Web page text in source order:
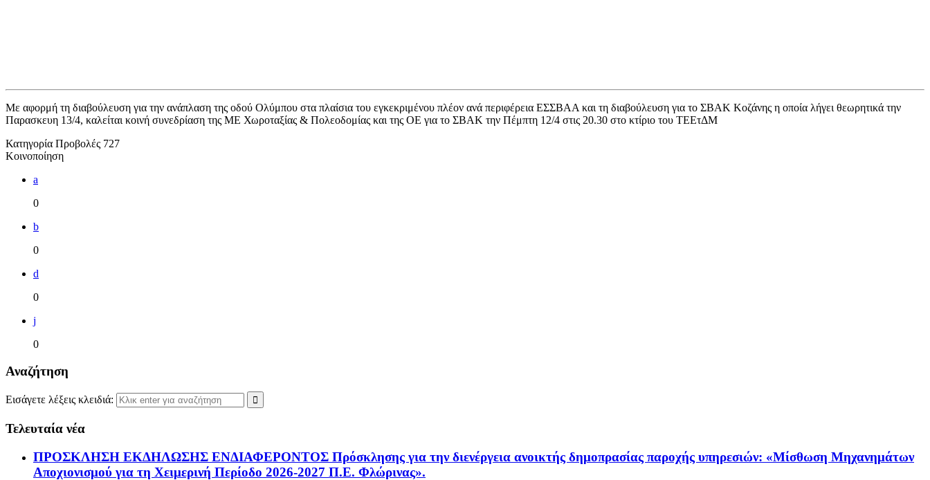
Με αφορμή τη διαβούλευση για την ανάπλαση της οδού Ολύμπου στα πλαίσια του εγκεκριμένου πλέον ανά περιφέρεια ΕΣΣΒΑΑ και τη διαβούλευση για το ΣΒΑΚ Κοζάνης η οποία λήγει θεωρητικά την
Παρασκευη 13/4, καλείται κοινή συνεδρίαση της ΜΕ Χωροταξίας & Πολεοδομίας και της ΟΕ για το ΣΒΑΚ την Πέμπτη 12/4 στις 20.30 στο κτίριο του ΤΕΕτΔΜ
Κατηγορία Προβολές 727
Κοινοποίηση
a
0
b
0
d
0
j
0
Αναζήτηση
Εισάγετε λέξεις κλειδιά:
Τελευταία νέα
ΠΡΟΣΚΛΗΣΗ ΕΚΔΗΛΩΣΗΣ ΕΝΔΙΑΦΕΡΟΝΤΟΣ Πρόσκλησης για την διενέργεια ανοικτής δημοπρασίας παροχής υπηρεσιών: «Μίσθωση Μηχανημάτων
Αποχιονισμού για τη Χειμερινή Περίοδο 2026-2027 Π.Ε. Φλώρινας».